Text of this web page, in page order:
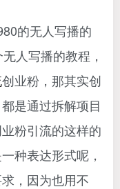
的无人写播的
人写播的教程，
创业粉，那其实创
是通过拆解项目
粉引流的这样的
种表达形式呢，
，因为也用不